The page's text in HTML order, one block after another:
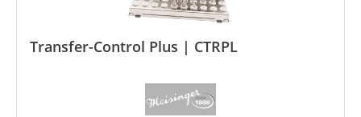
Transfer-Control Plus | CTRPL